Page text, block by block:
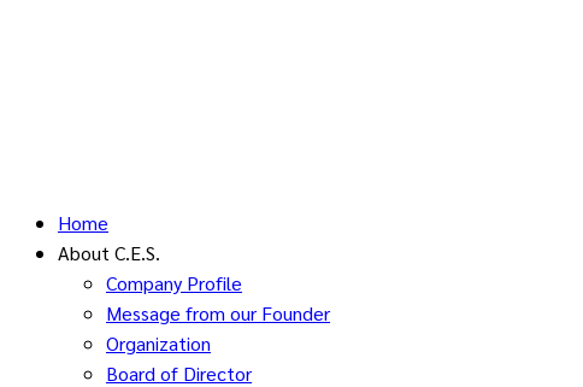
Home
About C.E.S.
Company Profile
Message from our Founder
Organization
Board of Director